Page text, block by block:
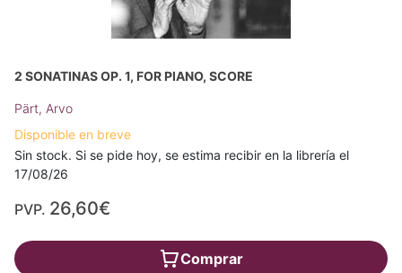
2 SONATINAS OP. 1, FOR PIANO, SCORE
Pärt, Arvo
Disponible en breve
Sin stock. Si se pide hoy, se estima recibir en la librería el
17/08/26
PVP. 26,60€
Comprar